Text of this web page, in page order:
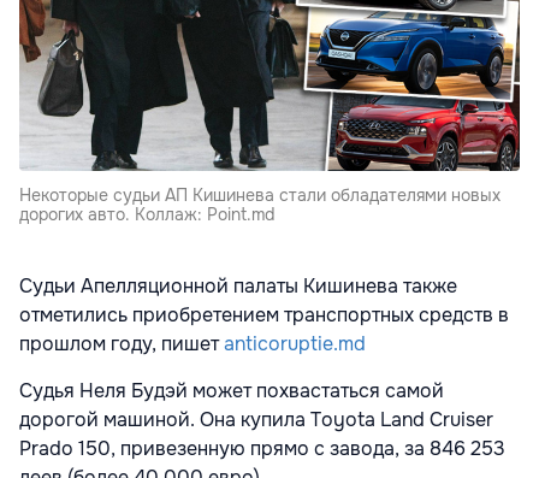
Некоторые судьи АП Кишинева стали обладателями новых
дорогих авто. Коллаж: Point.md
Судьи Апелляционной палаты Кишинева также
отметились приобретением транспортных средств в
прошлом году, пишетanticoruptie.md
Судья Неля Будэй может похвастаться самой
дорогой машиной. Она купила Toyota Land Cruiser
Prado 150, привезенную прямо с завода, за 846 253